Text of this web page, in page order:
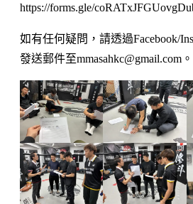
https://forms.gle/
如有任何疑問，請透過Facebook/
發送郵件至mmasahkc@gmail.com。